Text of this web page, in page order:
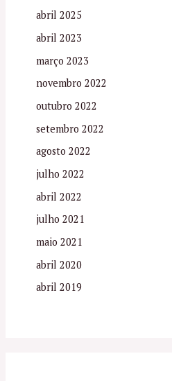
abril 2025
abril 2023
março 2023
novembro 2022
outubro 2022
setembro 2022
agosto 2022
julho 2022
abril 2022
julho 2021
maio 2021
abril 2020
abril 2019